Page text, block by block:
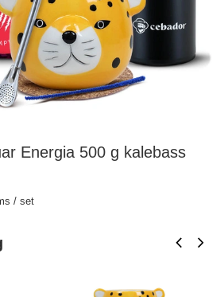
Energia 500 g kalebass
/ set